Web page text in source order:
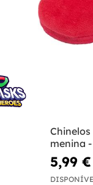
menina
5,99 €